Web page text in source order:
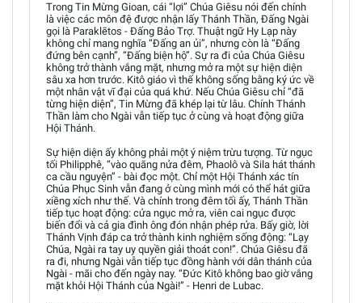
Trong Tin Mừng Gioan, cái “lợi” Chúa Giêsu nói đến chính
là việc các môn đệ được nhận lấy Thánh Thần, Đấng Ngài
gọi là Paraklētos - Đấng Bảo Trợ. Thuật ngữ Hy Lạp này
không chỉ mang nghĩa “Đấng an ủi”, nhưng còn là “Đấng
đứng bên cạnh”, “Đấng biện hộ”. Sự ra đi của Chúa Giêsu
không trở thành vắng mặt, nhưng mở ra một sự hiện diện
sâu xa hơn trước. Kitô giáo vì thế không sống bằng ký ức về
một nhân vật vĩ đại của quá khứ. Nếu Chúa Giêsu chỉ “đã
từng hiện diện”, Tin Mừng đã khép lại từ lâu. Chính Thánh
Thần làm cho Ngài vẫn tiếp tục ở cùng và hoạt động giữa
Hội Thánh.
Sự hiện diện ấy không phải một ý niệm trừu tượng. Từ ngục
tối Philipphê, “vào quãng nửa đêm, Phaolô và Sila hát thánh
ca cầu nguyện” - bài đọc một. Chỉ một Hội Thánh xác tín
Chúa Phục Sinh vẫn đang ở cùng mình mới có thể hát giữa
xiềng xích như thế. Và chính trong đêm tối ấy, Thánh Thần
tiếp tục hoạt động: cửa ngục mở ra, viên cai ngục được
biến đổi và cả gia đình ông đón nhận phép rửa. Bấy giờ, lời
Thánh Vịnh đáp ca trở thành kinh nghiệm sống động: “Lạy
Chúa, Ngài ra tay uy quyền giải thoát con!”. Chúa Giêsu đã
ra đi, nhưng Ngài vẫn tiếp tục đồng hành với dân thánh của
Ngài - mãi cho đến ngày nay. “Đức Kitô không bao giờ vắng
mặt khỏi Hội Thánh của Ngài!” - Henri de Lubac.